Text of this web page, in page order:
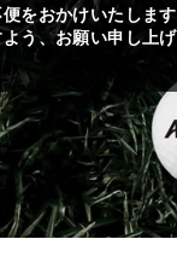
をおかけいたしま
う、お願い申し上